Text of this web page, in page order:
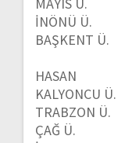
İNÖNÜ Ü.
BAŞKENT Ü.
HASAN
KALYONCU Ü.
TRABZON Ü.
ÇAĞ Ü.